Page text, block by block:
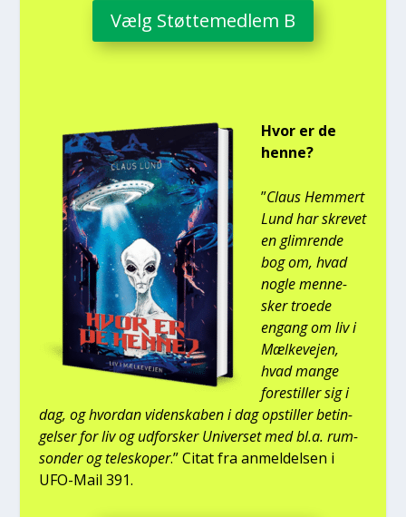
Vælg Støt­te­med­lem B
Hvor er de
hen­ne?
”Claus Hem­mert
Lund har skre­vet
en glim­ren­de
bog om, hvad
nog­le men­ne­
sker tro­e­de
engang om liv i
Mæl­ke­vej­en,
hvad man­ge
fore­stil­ler sig i
dag, og hvor­dan viden­ska­ben i dag opstil­ler betin­
gel­ser for liv og udfor­sker Uni­ver­set med bl.a. rum­
son­der og telesko­per.” Citat fra anmel­del­sen i
UFO-Mail 391.